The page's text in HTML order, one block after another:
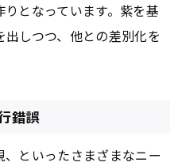
となっています。紫を基
しつつ、他との差別化を
錯誤
といったさまざまなニー